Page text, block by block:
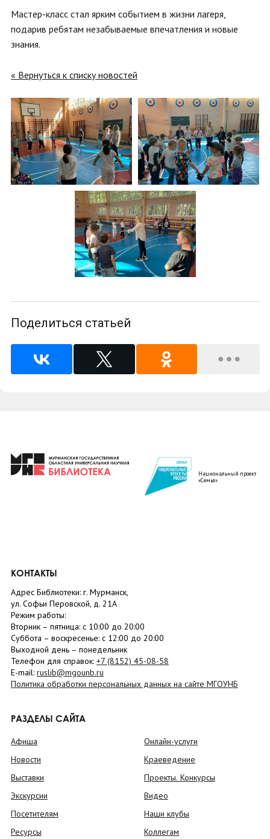
Мастер-класс стал ярким событием в жизни лагеря,
подарив ребятам незабываемые впечатления и новые
знания.
« Вернуться к списку новостей
Поделиться статьей
Национальный проект
«Семья»
КОНТАКТЫ
Адрес Библиотеки: г. Мурманск,
ул. Софьи Перовской, д. 21А
Режим работы:
Вторник – пятница: с 10:00 до 20:00
Суббота – воскресенье: c 12:00 до 20:00
Выходной день – понедельник
Телефон для справок: +7 (8152) 45-08-58
E-mail: ruslib@mgounb.ru
Политика обработки персональных данных на сайте МГОУНБ
РАЗДЕЛЫ САЙТА
Афиша
Новости
Выставки
Экскурсии
Посетителям
Ресурсы
Онлайн-услуги
Краеведение
Проекты. Конкурсы
Видео
Наши клубы
Коллегам